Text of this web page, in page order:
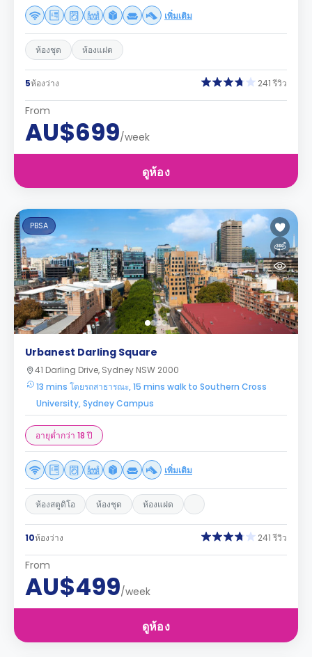
เพิ่มเติม
ห้องชุด ห้องแฝด
5ห้องว่าง 241 รีวิว
From
AU$699/week
ดูห้อง
PBSA
Urbanest Darling Square
41 Darling Drive, Sydney NSW 2000
13 mins โดยรถสาธารณะ, 15 mins walk to Southern Cross
University, Sydney Campus
อายุต่ำกว่า 18 ปี
เพิ่มเติม
ห้องสตูดิโอ ห้องชุด ห้องแฝด
10ห้องว่าง 241 รีวิว
From
AU$499/week
ดูห้อง